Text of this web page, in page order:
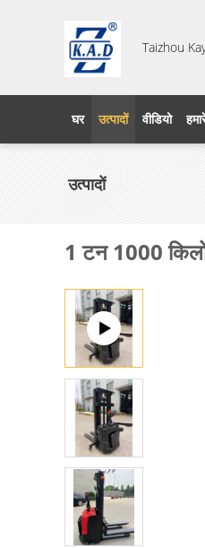
Taizhou
घर उत्पादों वीडियो
उत्पादों
1 टन 1000